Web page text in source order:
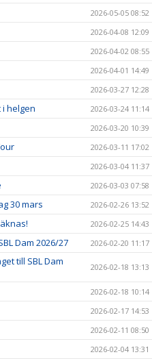
2026-05-05 08:52
2026-04-08 12:09
2026-04-02 08:55
2026-04-01 14:49
2026-03-27 12:28
i helgen 2026-03-24 11:14
2026-03-20 10:39
2026-03-11 17:02
2026-03-04 11:37
2026-03-03 07:58
30 mars 2026-02-26 13:52
2026-02-25 14:43
Dam 2026/27 2026-02-20 11:17
till SBL Dam
2026-02-18 13:13
2026-02-18 10:14
2026-02-17 14:53
2026-02-11 08:50
2026-02-04 13:31